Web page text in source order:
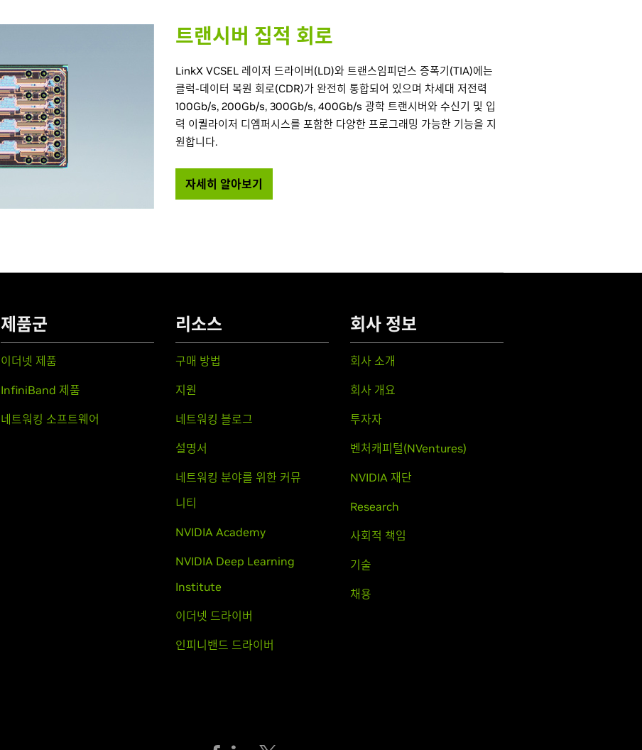
트랜시버 집적 회로
LinkX VCSEL 레이저 드라이버(LD)와 트랜스임피던스 증폭기(TIA)에는
클럭-데이터 복원 회로(CDR)가 완전히 통합되어 있으며 차세대 저전력
100Gb/s, 200Gb/s, 300Gb/s, 400Gb/s 광학 트랜시버와 수신기 및 입
력 이퀄라이저 디엠퍼시스를 포함한 다양한 프로그래밍 가능한 기능을 지
원합니다.
자세히 알아보기
제품군
이더넷 제품
InfiniBand 제품
네트워킹 소프트웨어
리소스
구매 방법
지원
네트워킹 블로그
설명서
네트워킹 분야를 위한 커뮤
니티
NVIDIA Academy
NVIDIA Deep Learning
Institute
이더넷 드라이버
인피니밴드 드라이버
회사 정보
회사 소개
회사 개요
투자자
벤처캐피털(NVentures)
NVIDIA 재단
Research
사회적 책임
기술
채용